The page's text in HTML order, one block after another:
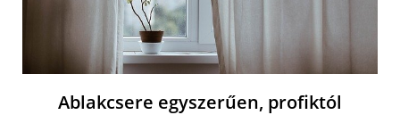
Ablakcsere egyszerűen, profiktól